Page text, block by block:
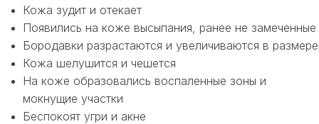
Кожа зудит и отекает
Появились на коже высыпания, ранее не замеченные
Бородавки разрастаются и увеличиваются в размере
Кожа шелушится и чешется
На коже образовались воспаленные зоны и
мокнущие участки
Беспокоят угри и акне